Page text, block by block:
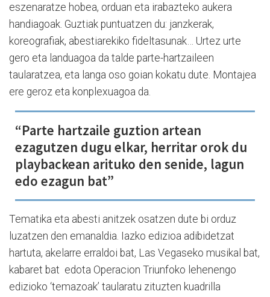
eszenaratze hobea, orduan eta irabazteko aukera
handiagoak. Guztiak puntuatzen du: janzkerak,
koreografiak, abestiarekiko fideltasunak… Urtez urte
gero eta landuagoa da talde parte-hartzaileen
taularatzea, eta langa oso goian kokatu dute. Montajea
ere geroz eta konplexuagoa da.
“Parte hartzaile guztion artean
ezagutzen dugu elkar, herritar orok du
playbackean arituko den senide, lagun
edo ezagun bat”
Tematika eta abesti anitzek osatzen dute bi orduz
luzatzen den emanaldia. Iazko edizioa adibidetzat
hartuta, akelarre erraldoi bat, Las Vegaseko musikal bat,
kabaret bat edota Operacion Triunfoko lehenengo
edizioko ‘temazoak’ taularatu zituzten kuadrilla